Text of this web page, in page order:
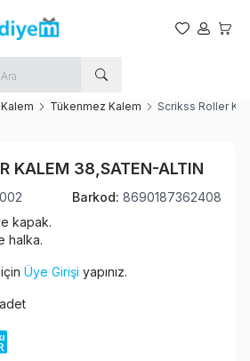
Favorilerim
Hesabım
Kalem Tükenmez Kalem Scrikss Roller
KALEM 38,SATEN-ALTIN
Barkod: 8690187362408
kapak.
halka.
Üye Girişi yapınız.